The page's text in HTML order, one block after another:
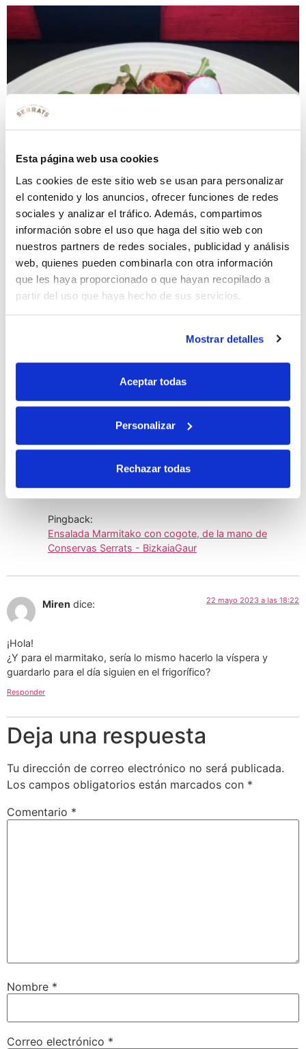
Esta página web usa cookies
Las cookies de este sitio web se usan para personalizar
el contenido y los anuncios, ofrecer funciones de redes
sociales y analizar el tráfico. Además, compartimos
información sobre el uso que haga del sitio web con
nuestros partners de redes sociales, publicidad y análisis
web, quienes pueden combinarla con otra información
que les haya proporcionado o que hayan recopilado a
partir del uso que haya hecho de sus servicios.
Mostrar detalles
Aceptar todas
Personalizar
Rechazar todas
Ensalada de bonito y anchoas sobre gelatina de
correspondientes medidas de seguridad)! ¡Salud para
Etiquetadogazpachomarmitakonutriciónsaludverano
2 comentarios
Pingback:
Ensalada Marmitako con cogote, de la mano de
Conservas Serrats - BizkaiaGaur
Miren dice: 22 mayo 2023 a las 18:22
¡Hola!
¿Y para el marmitako, sería lo mismo hacerlo la víspera y
guardarlo para el día siguien en el frigorífico?
Responder
Deja una respuesta
Tu dirección de correo electrónico no será publicada.
Los campos obligatorios están marcados con *
Comentario *
Nombre *
Correo electrónico *